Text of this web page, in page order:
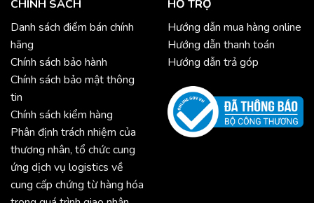
CHÍNH SÁCH
Danh sách điểm bán chính
hãng
Chính sách bảo hành
Chính sách bảo mật thông
tin
Chính sách kiểm hàng
Phân định trách nhiệm của
thương nhân, tổ chức cung
ứng dịch vụ logistics về
cung cấp chứng từ hàng hóa
HỖ TRỢ
Hướng dẫn mua hàng online
Hướng dẫn thanh toán
Hướng dẫn trả góp